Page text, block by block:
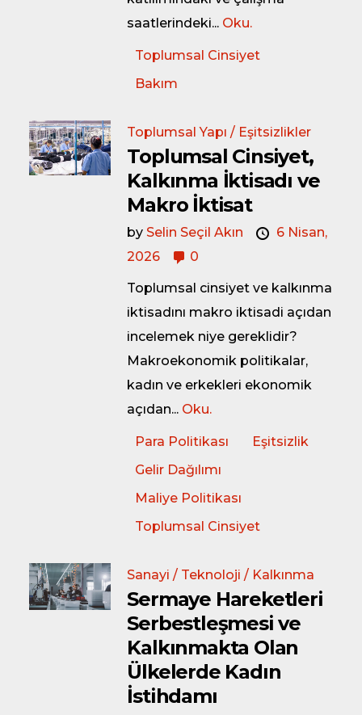
saatlerindeki... Oku.
Toplumsal Cinsiyet
Bakım
Toplumsal Yapı / Eşitsizlikler
Toplumsal Cinsiyet,
Kalkınma İktisadı ve
Makro İktisat
bySelin Seçil Akın
6 Nisan,
2026
0
Toplumsal cinsiyet ve kalkınma
iktisadını makro iktisadi açıdan
incelemek niye gereklidir?
Makroekonomik politikalar,
kadın ve erkekleri ekonomik
açıdan... Oku.
Para Politikası
Eşitsizlik
Gelir Dağılımı
Maliye Politikası
Toplumsal Cinsiyet
Sanayi / Teknoloji / Kalkınma
Sermaye Hareketleri
Serbestleşmesi ve
Kalkınmakta Olan
Ülkelerde Kadın
İstihdamı